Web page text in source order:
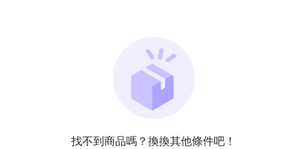
找不到商品嗎？換換其他條件吧！